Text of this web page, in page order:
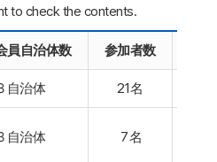
to check the contents.
員自治体数 参加者数
自治体 21名
自治体 ７名